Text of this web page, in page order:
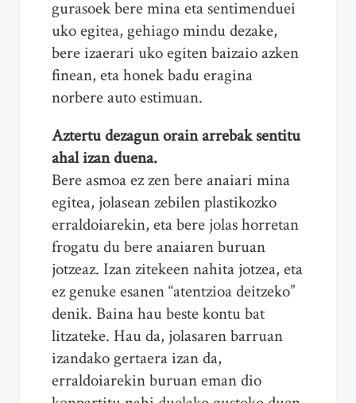
gurasoek bere mina eta sentimenduei
uko egitea, gehiago mindu dezake,
bere izaerari uko egiten baizaio azken
finean, eta honek badu eragina
norbere auto estimuan.
Aztertu dezagun orain arrebak sentitu
ahal izan duena.
Bere asmoa ez zen bere anaiari mina
egitea, jolasean zebilen plastikozko
erraldoiarekin, eta bere jolas horretan
frogatu du bere anaiaren buruan
jotzeaz. Izan zitekeen nahita jotzea, eta
ez genuke esanen “atentzioa deitzeko”
denik. Baina hau beste kontu bat
litzateke. Hau da, jolasaren barruan
izandako gertaera izan da,
erraldoiarekin buruan eman dio